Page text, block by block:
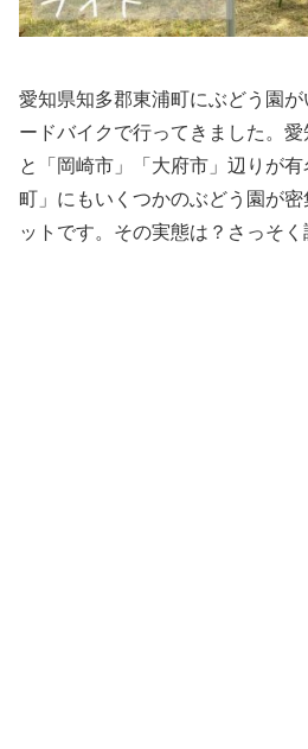
愛知県知多郡東浦町にぶどう園
ードバイクで行ってきました。愛
と「岡崎市」「大府市」辺りが
町」にもいくつかのぶどう園が
ットです。その実態は？さっそく